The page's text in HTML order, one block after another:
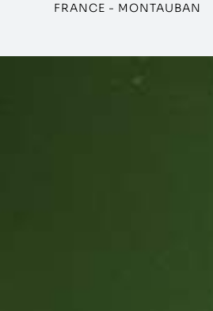
FRANCE - MONTAUBAN